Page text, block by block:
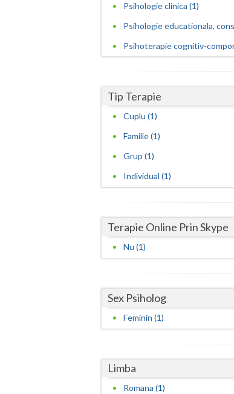
Olt
Sibiu
Teleorman
Timis
Vaslui
Psihologie clinica (1)
Psihologie educationala,
Psihoterapie cognitiv-
Tip Terapie
Cuplu (1)
Familie (1)
Grup (1)
Individual (1)
Terapie Online Prin Skype
Nu (1)
Sex Psiholog
Feminin (1)
Limba
Romana (1)